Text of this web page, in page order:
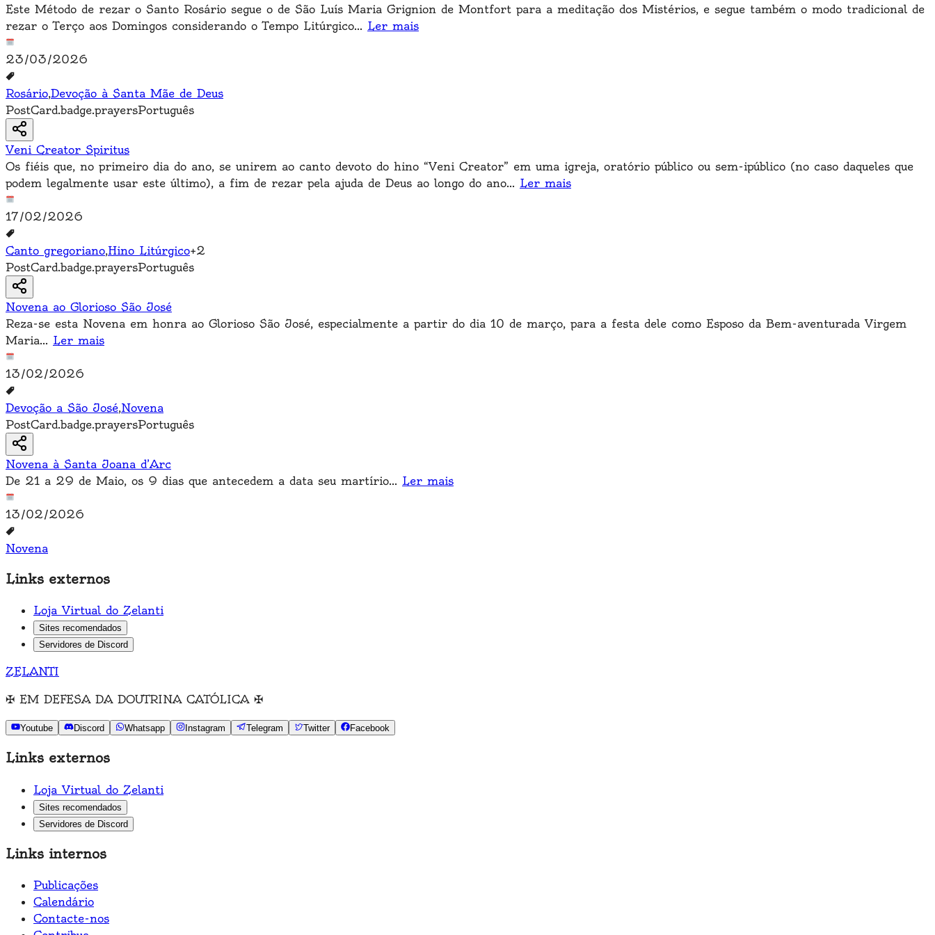
Este Método de rezar o Santo Rosário segue o de São Luís Maria Grignion de Montfort para a meditação dos Mistérios, e segue também o modo tradicional de
rezar o Terço aos Domingos considerando o Tempo Litúrgico... Ler mais
23/03/2026
Rosário,Devoção à Santa Mãe de Deus
PostCard.badge.prayersPortuguês
Veni Creator Spiritus
Os fiéis que, no primeiro dia do ano, se unirem ao canto devoto do hino “Veni Creator” em uma igreja, oratório público ou sem-ipúblico (no caso daqueles que
podem legalmente usar este último), a fim de rezar pela ajuda de Deus ao longo do ano... Ler mais
17/02/2026
Canto gregoriano,Hino Litúrgico+2
PostCard.badge.prayersPortuguês
Novena ao Glorioso São José
Reza-se esta Novena em honra ao Glorioso São José, especialmente a partir do dia 10 de março, para a festa dele como Esposo da Bem-aventurada Virgem
Maria... Ler mais
13/02/2026
Devoção a São José,Novena
PostCard.badge.prayersPortuguês
Novena à Santa Joana d’Arc
De 21 a 29 de Maio, os 9 dias que antecedem a data seu martírio... Ler mais
13/02/2026
Novena
Links externos
Loja Virtual do Zelanti
Sites recomendados
Servidores de Discord
ZELANTI
✠ EM DEFESA DA DOUTRINA CATÓLICA✠
Youtube Discord Whatsapp Instagram Telegram Twitter Facebook
Links externos
Loja Virtual do Zelanti
Sites recomendados
Servidores de Discord
Links internos
Publicações
Calendário
Contacte-nos